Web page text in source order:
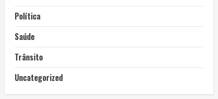
Política
Saúde
Trânsito
Uncategorized